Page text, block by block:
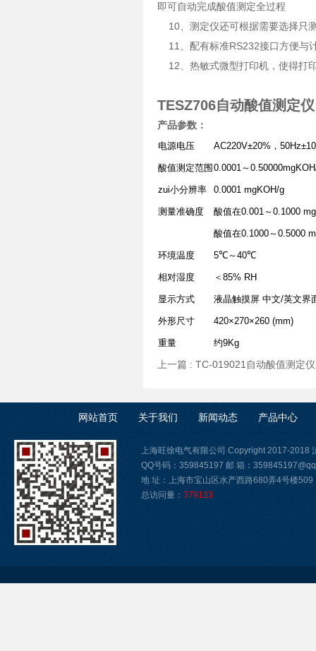
即可自动完成酸值测定全过程
10、测定仪还可根据需要选择只
11、配有标准RS232接口方便与
12、热敏式微型打印机，使得打
TESZ706自动酸值测定仪
产品参数：
电源电压 AC220V±20%，
酸值测定范围 0.0001～
zui小分辨率 0.0001 mgKOH/g
测量准确度 酸值在0.001～0.1000
酸值在0.1000～0.5000
环境温度 5℃～40℃
相对湿度 ＜85% RH
显示方式 液晶触摸屏 中文/英文界
外形尺寸 420×270×260 (mm)
重量 约9Kg
上一篇 : TC-019021自动酸值测定
网站首页 关于我们 新闻动态 产品中心
上海旺徐电气有限公司 Copyright 2017-2018
QQ号码：359845197 邮 箱：
地 址：上海市宝山区水产西路680弄4号楼509
总访问量： 379133